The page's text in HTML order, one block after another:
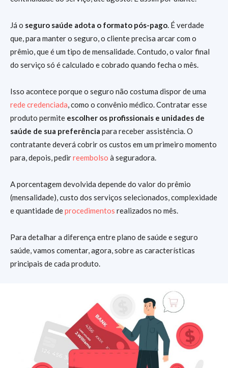
Já o seguro saúde adota o formato pós-pago. É verdade
que, para manter o seguro, o cliente precisa arcar com o
prêmio, que é um tipo de mensalidade. Contudo, o valor final
do serviço só é calculado e cobrado quando fecha o mês.
Isso acontece porque o seguro não costuma dispor de uma
rede credenciada, como o convênio médico. Contratar esse
produto permite escolher os profissionais e unidades de
saúde de sua preferência para receber assistência. O
contratante deverá cobrir os custos em um primeiro momento
para, depois, pedirreembolso à seguradora.
A porcentagem devolvida depende do valor do prêmio
(mensalidade), custo dos serviços selecionados, complexidade
e quantidade deprocedimentos realizados no mês.
Para detalhar a diferença entre plano de saúde e seguro
saúde, vamos comentar, agora, sobre as características
principais de cada produto.